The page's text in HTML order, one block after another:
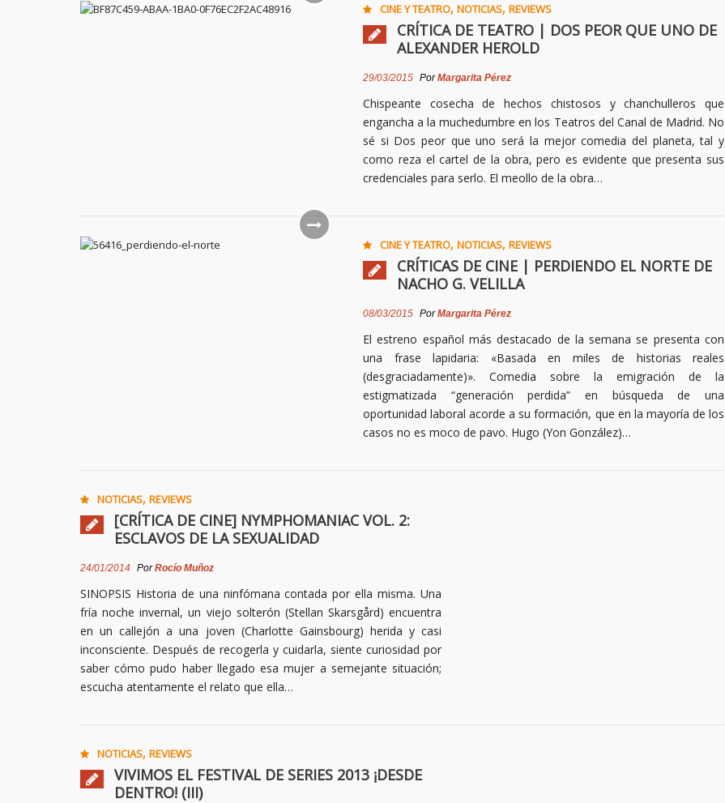
CINE Y TEATRO, NOTICIAS, REVIEWS
CRÍTICA DE TEATRO | DOS PEOR QUE UNO DE
ALEXANDER HEROLD
29/03/2015 PorMargarita Pérez
Chispeante cosecha de hechos chistosos y chanchulleros que
engancha a la muchedumbre en los Teatros del Canal de Madrid. No
sé si Dos peor que uno será la mejor comedia del planeta, tal y
como reza el cartel de la obra, pero es evidente que presenta sus
credenciales para serlo. El meollo de la obra…
CINE Y TEATRO, NOTICIAS, REVIEWS
CRÍTICAS DE CINE | PERDIENDO EL NORTE DE
NACHO G. VELILLA
08/03/2015 PorMargarita Pérez
El estreno español más destacado de la semana se presenta con
una frase lapidaria: «Basada en miles de historias reales
(desgraciadamente)». Comedia sobre la emigración de la
estigmatizada “generación perdida” en búsqueda de una
oportunidad laboral acorde a su formación, que en la mayoría de los
casos no es moco de pavo. Hugo (Yon González)…
NOTICIAS, REVIEWS
[CRÍTICA DE CINE] NYMPHOMANIAC VOL. 2:
ESCLAVOS DE LA SEXUALIDAD
24/01/2014 PorRocío Muñoz
SINOPSIS Historia de una ninfómana contada por ella misma. Una
fría noche invernal, un viejo solterón (Stellan Skarsgård) encuentra
en un callejón a una joven (Charlotte Gainsbourg) herida y casi
inconsciente. Después de recogerla y cuidarla, siente curiosidad por
saber cómo pudo haber llegado esa mujer a semejante situación;
escucha atentamente el relato que ella…
NOTICIAS, REVIEWS
VIVIMOS EL FESTIVAL DE SERIES 2013 ¡DESDE
DENTRO! (III)